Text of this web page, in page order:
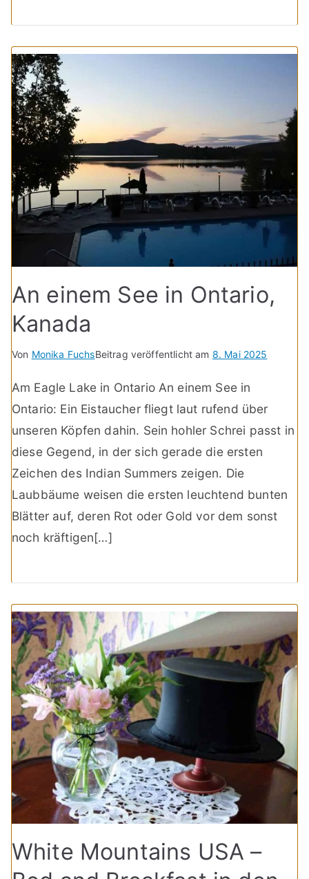
An einem See in Ontario,
Kanada
Von Monika FuchsBeitrag veröffentlicht am 8. Mai 2025
Am Eagle Lake in Ontario An einem See in
Ontario: Ein Eistaucher fliegt laut rufend über
unseren Köpfen dahin. Sein hohler Schrei passt in
diese Gegend, in der sich gerade die ersten
Zeichen des Indian Summers zeigen. Die
Laubbäume weisen die ersten leuchtend bunten
Blätter auf, deren Rot oder Gold vor dem sonst
noch kräftigen[…]
White Mountains USA –